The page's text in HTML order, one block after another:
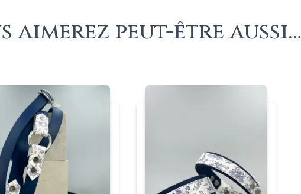
aimerez peut-être aussi…